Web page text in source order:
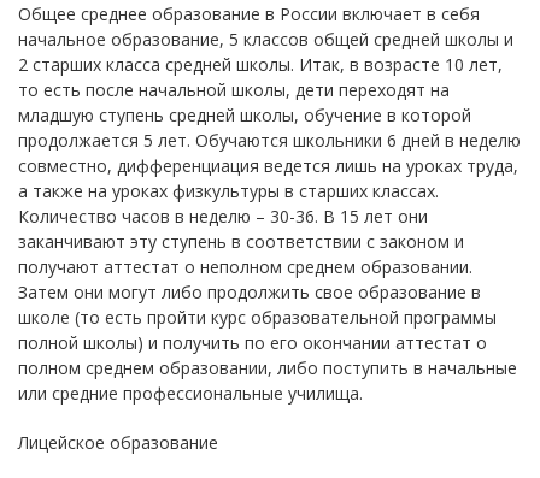
Общее среднее образование в России включает в себя
начальное образование, 5 классов общей средней школы и
2 старших класса средней школы. Итак, в возрасте 10 лет,
то есть после начальной школы, дети переходят на
младшую ступень средней школы, обучение в которой
продолжается 5 лет. Обучаются школьники 6 дней в неделю
совместно, дифференциация ведется лишь на уроках труда,
а также на уроках физкультуры в старших классах.
Количество часов в неделю – 30-36. В 15 лет они
заканчивают эту ступень в соответствии с законом и
получают аттестат о неполном среднем образовании.
Затем они могут либо продолжить свое образование в
школе (то есть пройти курс образовательной программы
полной школы) и получить по его окончании аттестат о
полном среднем образовании, либо поступить в начальные
или средние профессиональные училища.
Лицейское образование